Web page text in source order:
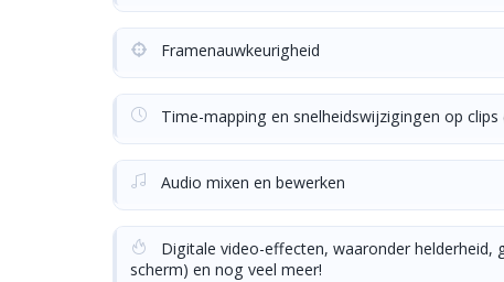
Framenauwkeurigheid
Time-mapping en snelheidswijzigingen op
Audio mixen en bewerken
Digitale video-effecten, waaronder
scherm) en nog veel meer!